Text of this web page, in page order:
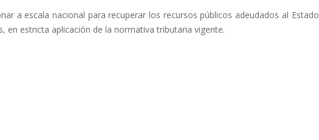
a escala nacional para recuperar los recursos públicos adeudados al Estado
en estricta aplicación de la normativa tributaria vigente.